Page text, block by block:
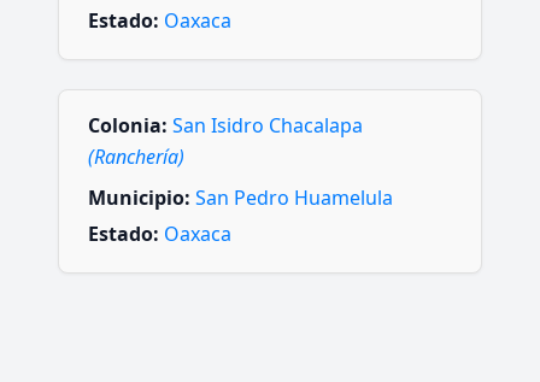
Estado: Oaxaca
Colonia: San Isidro Chacalapa
(Ranchería)
Municipio: San Pedro Huamelula
Estado: Oaxaca